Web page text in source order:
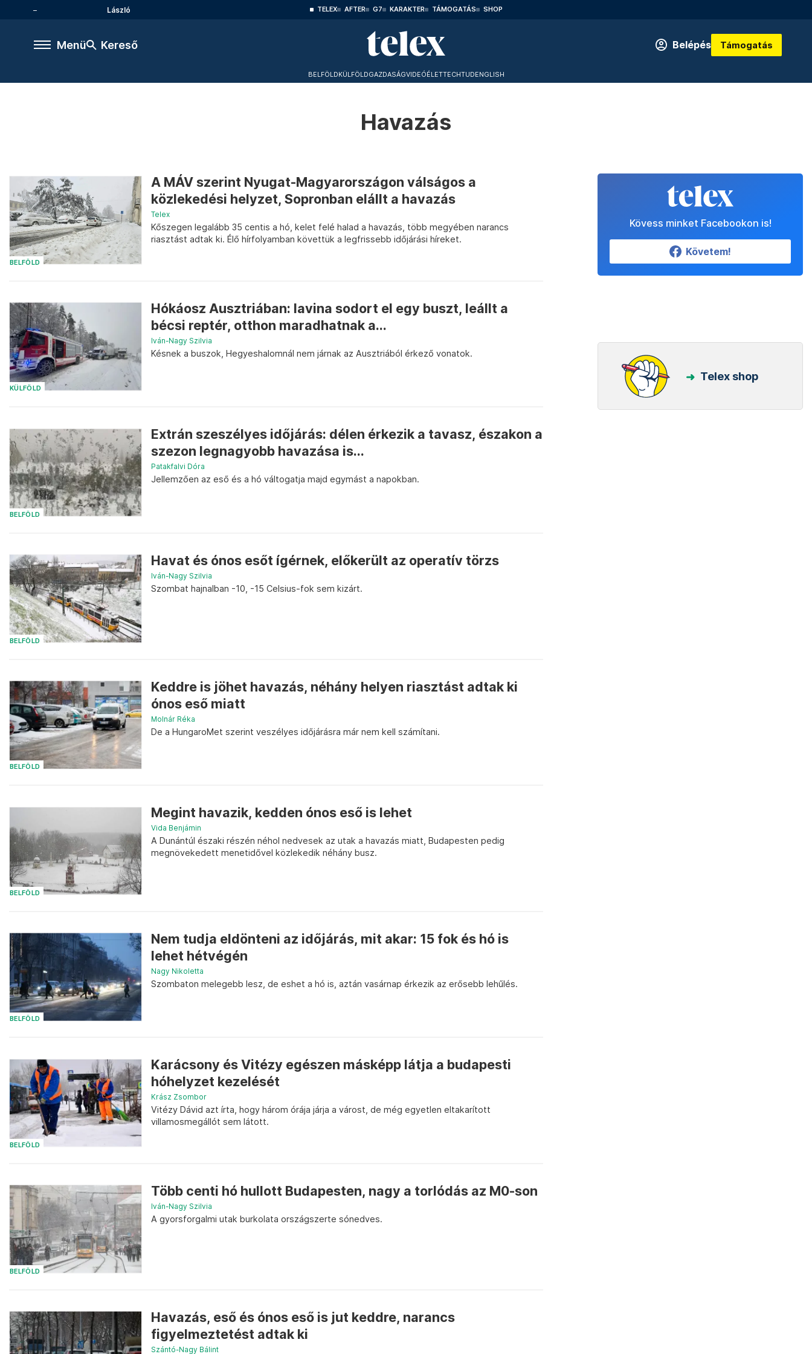
László TELEX AFTER G7 KARAKTER TÁMOGATÁS SHOP
Menü Kereső Belépés Támogatás
BELFÖLDKÜLFÖLDGAZDASÁGVIDEÓÉLETTECHTUDENGLISH
Havazás
BELFÖLD
A MÁV szerint Nyugat-Magyarországon válságos a
közlekedési helyzet, Sopronban elállt a havazás
Telex
Kőszegen legalább 35 centis a hó, kelet felé halad a havazás, több megyében narancs
riasztást adtak ki. Élő hírfolyamban követtük a legfrissebb időjárási híreket.
KÜLFÖLD
Hókáosz Ausztriában: lavina sodort el egy buszt, leállt a
bécsi reptér, otthon maradhatnak a...
Iván-Nagy Szilvia
Késnek a buszok, Hegyeshalomnál nem járnak az Ausztriából érkező vonatok.
BELFÖLD
Extrán szeszélyes időjárás: délen érkezik a tavasz, északon a
szezon legnagyobb havazása is...
Patakfalvi Dóra
Jellemzően az eső és a hó váltogatja majd egymást a napokban.
BELFÖLD
Havat és ónos esőt ígérnek, előkerült az operatív törzs
Iván-Nagy Szilvia
Szombat hajnalban -10, -15 Celsius-fok sem kizárt.
BELFÖLD
Keddre is jöhet havazás, néhány helyen riasztást adtak ki
ónos eső miatt
Molnár Réka
De a HungaroMet szerint veszélyes időjárásra már nem kell számítani.
BELFÖLD
Megint havazik, kedden ónos eső is lehet
Vida Benjámin
A Dunántúl északi részén néhol nedvesek az utak a havazás miatt, Budapesten pedig
megnövekedett menetidővel közlekedik néhány busz.
BELFÖLD
Nem tudja eldönteni az időjárás, mit akar: 15 fok és hó is
lehet hétvégén
Nagy Nikoletta
Szombaton melegebb lesz, de eshet a hó is, aztán vasárnap érkezik az erősebb lehűlés.
BELFÖLD
Karácsony és Vitézy egészen másképp látja a budapesti
hóhelyzet kezelését
Krász Zsombor
Vitézy Dávid azt írta, hogy három órája járja a várost, de még egyetlen eltakarított
villamosmegállót sem látott.
BELFÖLD
Több centi hó hullott Budapesten, nagy a torlódás az M0-son
Iván-Nagy Szilvia
A gyorsforgalmi utak burkolata országszerte sónedves.
Havazás, eső és ónos eső is jut keddre, narancs
figyelmeztetést adtak ki
Szántó-Nagy Bálint
Kövess minket Facebookon is!
Követem!
Telex shop